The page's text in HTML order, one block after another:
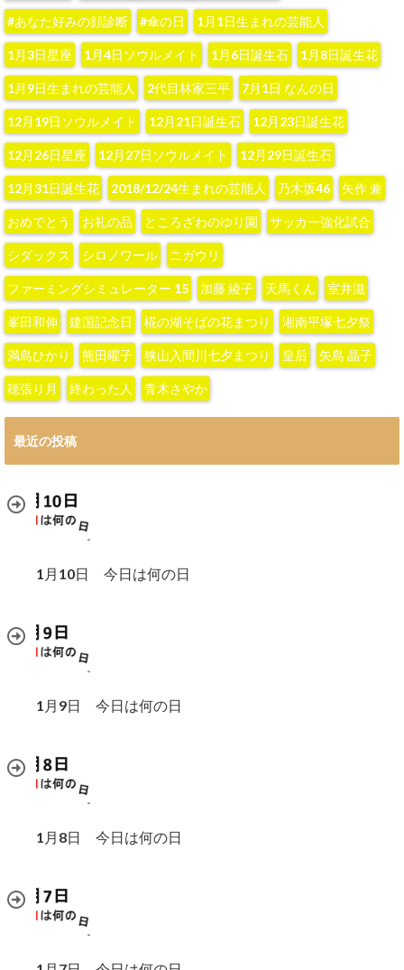
#あなた好みの顔診断 #傘の日 1月1日生まれの芸能人
1月3日星座 1月4日ソウルメイト 1月6日誕生石 1月8日誕生花
1月9日生まれの芸能人 2代目林家三平 7月1日 なんの日
12月19日ソウルメイト 12月21日誕生石 12月23日誕生花
12月26日星座 12月27日ソウルメイト 12月29日誕生石
12月31日誕生花 2018/12/24生まれの芸能人 ‪乃木坂46‬ ‪矢作 兼‬
おめでとう お礼の品 ところざわのゆり園 サッカー強化試合
シダックス シロノワール ニガウリ
ファーミングシミュレーター 15 加藤 綾子‬ 天馬くん 室井滋
峯田和伸 建国記念日 椛の湖そばの花まつり 湘南平塚七夕祭
満島ひかり 熊田曜子 狭山入間川七夕まつり 皇后 矢島 晶子
穂張り月 終わった人 青木さやか
最近の投稿
1月10日 今日は何の日
1月9日 今日は何の日
1月8日 今日は何の日